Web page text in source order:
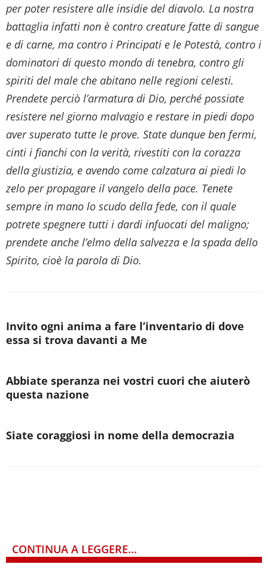
per poter resistere alle insidie del diavolo. La nostra
battaglia infatti non è contro creature fatte di sangue
e di carne, ma contro i Principati e le Potestà, contro i
dominatori di questo mondo di tenebra, contro gli
spiriti del male che abitano nelle regioni celesti.
Prendete perciò l’armatura di Dio, perché possiate
resistere nel giorno malvagio e restare in piedi dopo
aver superato tutte le prove. State dunque ben fermi,
cinti i fianchi con la verità, rivestiti con la corazza
della giustizia, e avendo come calzatura ai piedi lo
zelo per propagare il vangelo della pace. Tenete
sempre in mano lo scudo della fede, con il quale
potrete spegnere tutti i dardi infuocati del maligno;
prendete anche l’elmo della salvezza e la spada dello
Spirito, cioè la parola di Dio.
Invito ogni anima a fare l’inventario di dove
essa si trova davanti a Me
Abbiate speranza nei vostri cuori che aiuterò
questa nazione
Siate coraggiosi in nome della democrazia
CONTINUA A LEGGERE...